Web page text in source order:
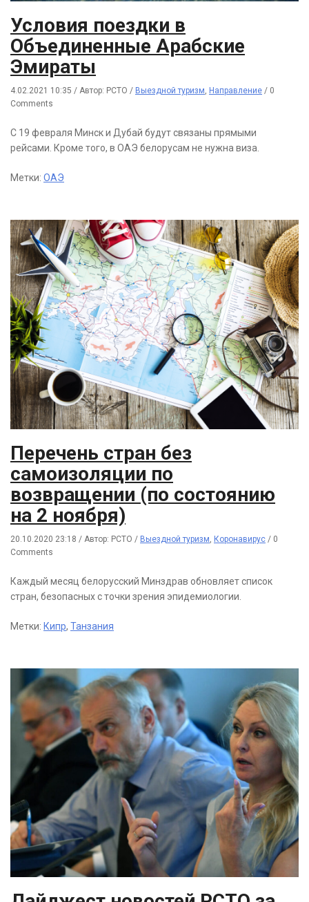
Условия поездки в
Объединенные Арабские
Эмираты
4.02.2021 10:35 / Автор: РСТО / Выездной туризм, Направление / 0
Comments
С 19 февраля Минск и Дубай будут связаны прямыми
рейсами. Кроме того, в ОАЭ белорусам не нужна виза.
Метки: ОАЭ
Перечень стран без
самоизоляции по
возвращении (по состоянию
на 2 ноября)
20.10.2020 23:18 / Автор: РСТО / Выездной туризм Коронавирус / 0
Comments
Каждый месяц белорусский Минздрав обновляет список
стран, безопасных с точки зрения эпидемиологии.
Метки: Кипр, Танзания